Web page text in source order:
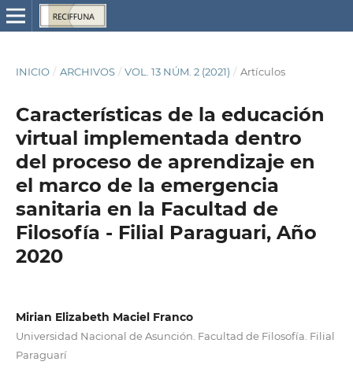
INICIO / ARCHIVOS / VOL. 13 NÚM. 2 (2021) / Artículos
Características de la educación
virtual implementada dentro
del proceso de aprendizaje en
el marco de la emergencia
sanitaria en la Facultad de
Filosofía - Filial Paraguari, Año
2020
Mirian Elizabeth Maciel Franco
Universidad Nacional de Asunción. Facultad de Filosofía. Filial
Paraguarí